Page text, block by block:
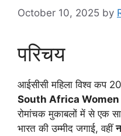
October 10, 2025 by
परिचय
आईसीसी महिला विश्व कप
South Africa Women
रोमांचक मुकाबलों में से एक
भारत की उम्मीद जगाई, वहीं